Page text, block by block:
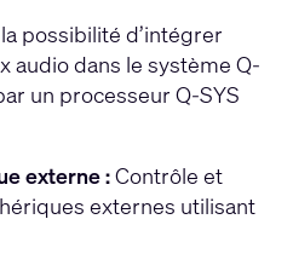
possibilité d’intégrer
audio dans le système Q-
un processeur Q-SYS
externe :Contrôle et
externes utilisant